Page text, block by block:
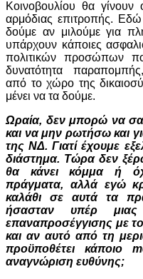
Κοινοβουλίου θα γίνουν
αρμόδιας επιτροπής. Εδώ
δούμε αν μιλούμε για
υπάρχουν κάποιες
πολιτικών προσώπων
δυνατότητα
από το χώρο της
μένει να τα δούμε.
Ωραία, δεν μπορώ να
και να μην ρωτήσω και
της ΝΔ. Γιατί έχουμε
διάστημα. Τώρα δεν
θα κάνει κόμμα ή
πράγματα, αλλά εγώ
καλάθι σε αυτά τα
ήσασταν υπέρ μιας
επαναπροσέγγισης με
και αν αυτό από τη
προϋποθέτει κάποιο
αναγνώριση ευθύνης;